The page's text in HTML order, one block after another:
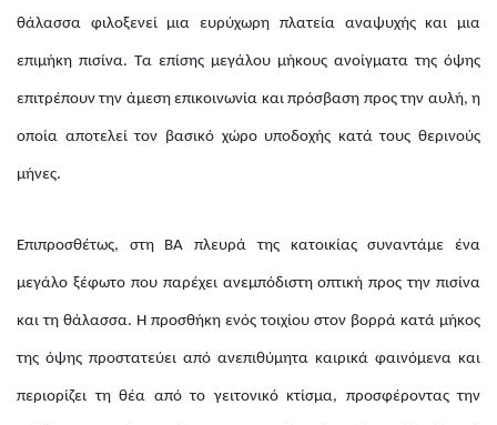
θάλασσα φιλοξενεί μια ευρύχωρη πλατεία αναψυχής και μια
επιμήκη πισίνα. Τα επίσης μεγάλου μήκους ανοίγματα της όψης
επιτρέπουν την άμεση επικοινωνία και πρόσβαση προς την αυλή, η
οποία αποτελεί τον βασικό χώρο υποδοχής κατά τους θερινούς
μήνες.
Επιπροσθέτως, στη ΒΑ πλευρά της κατοικίας συναντάμε ένα
μεγάλο ξέφωτο που παρέχει ανεμπόδιστη οπτική προς την πισίνα
και τη θάλασσα. Η προσθήκη ενός τοιχίου στον βορρά κατά μήκος
της όψης προστατεύει από ανεπιθύμητα καιρικά φαινόμενα και
περιορίζει τη θέα από το γειτονικό κτίσμα, προσφέροντας την